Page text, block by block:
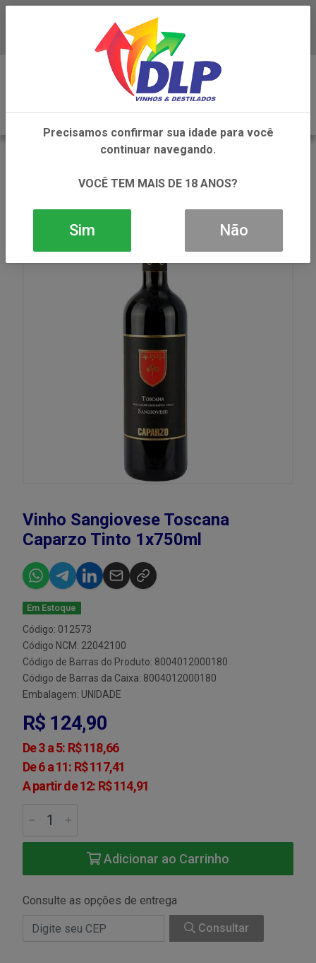
Baixe já o APP da DLP Vinhos
Vinho Sangiovese Toscana
Caparzo Tinto 1x750ml
Em Estoque
Código: 012573
Código NCM: 22042100
Código de Barras do Produto: 8004012000180
Código de Barras da Caixa: 8004012000180
Embalagem: UNIDADE
R$ 124,90
De 3 a 5: R$ 118,66
De 6 a 11: R$ 117,41
A partir de 12: R$ 114,91
Adicionar ao Carrinho
Consulte as opções de entrega
Consultar
Precisamos confirmar sua idade para você
continuar navegando.
VOCÊ TEM MAIS DE 18 ANOS?
Sim Não